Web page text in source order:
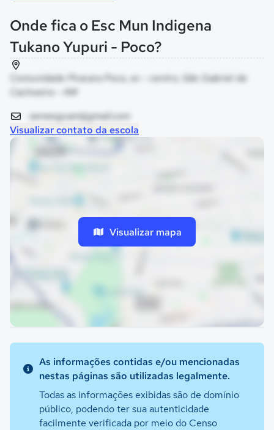
Onde fica o Esc Mun Indigena
Tukano Yupuri - Poco?
Comunidade Pirarara Poco, sn - centro, São Gabriel da
Cachoeira - AM
semesgcam@gmail.com
Visualizar contato da escola
Visualizar mapa
As informações contidas e/ou mencionadas
nestas páginas são utilizadas legalmente.
Todas as informações exibidas são de domínio
público, podendo ter sua autenticidade
facilmente verificada por meio do Censo